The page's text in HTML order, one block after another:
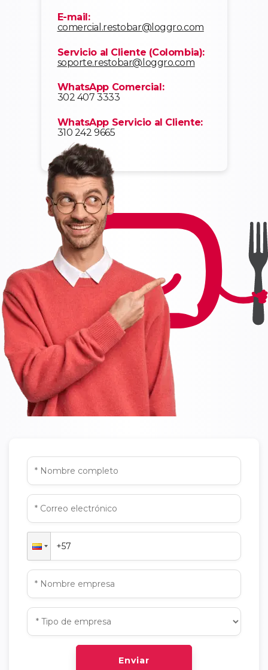
E-mail:
comercial.restobar@loggro.com
Servicio al Cliente (Colombia):
soporte.restobar@loggro.com
WhatsApp Comercial:
302 407 3333
WhatsApp Servicio al Cliente:
310 242 9665
Enviar